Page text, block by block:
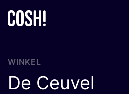
WINKEL
De Ceuvel